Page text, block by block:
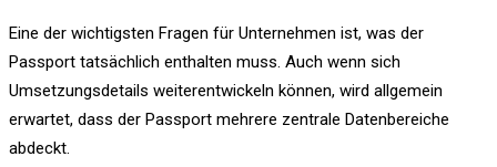
Eine der wichtigsten Fragen für Unternehmen ist, was der
Passport tatsächlich enthalten muss. Auch wenn sich
Umsetzungsdetails weiterentwickeln können, wird allgemein
erwartet, dass der Passport mehrere zentrale Datenbereiche
abdeckt.